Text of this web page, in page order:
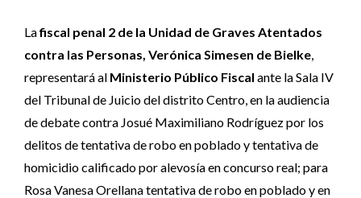
Lafiscal penal 2 de la Unidad de Graves Atentados
contra las Personas, Verónica Simesen de Bielke,
representará al Ministerio Público Fiscal ante la Sala IV
del Tribunal de Juicio del distrito Centro, en la audiencia
de debate contra Josué Maximiliano Rodríguez por los
delitos de tentativa de robo en poblado y tentativa de
homicidio calificado por alevosía en concurso real; para
Rosa Vanesa Orellana tentativa de robo en poblado y en